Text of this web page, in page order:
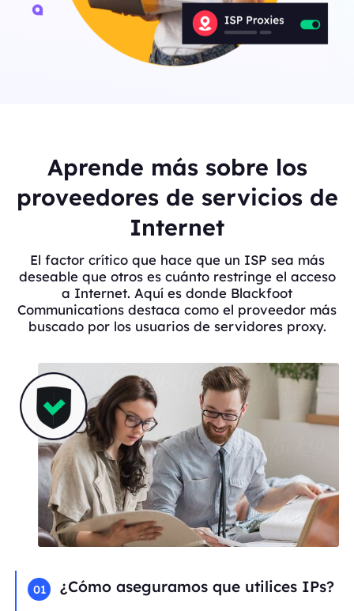
Aprende más sobre los
proveedores de servicios de
Internet
El factor crítico que hace que un ISP sea más
deseable que otros es cuánto restringe el acceso
a Internet. Aquí es donde Blackfoot
Communications destaca como el proveedor más
buscado por los usuarios de servidores proxy.
01 ¿Cómo aseguramos que utilices IPs?